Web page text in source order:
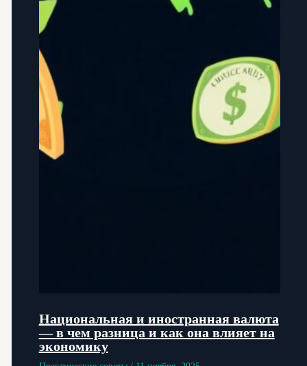
Национальная и иностранная валюта
— в чем разница и как она влияет на
экономику